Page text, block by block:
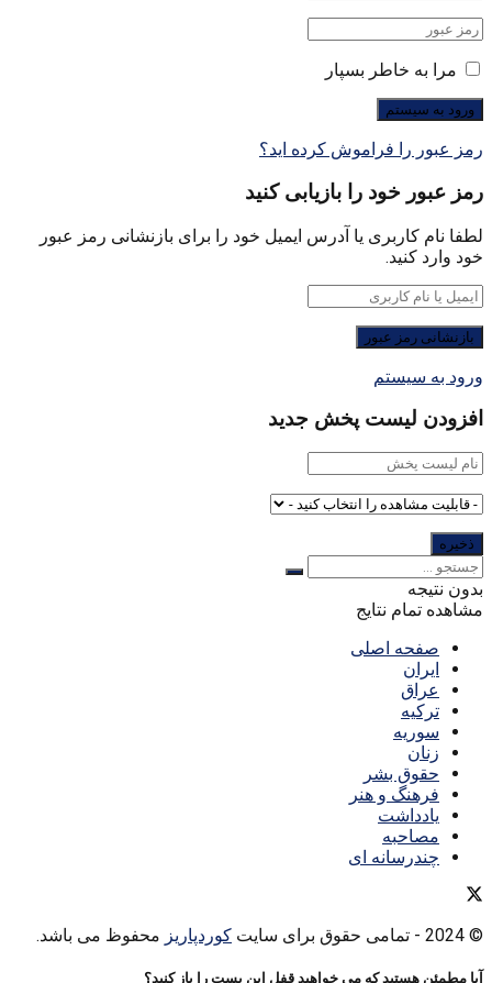
مرا به خاطر بسپار
رمز عبور را فراموش کرده اید؟
رمز عبور خود را بازیابی کنید
لطفا نام کاربری یا آدرس ایمیل خود را برای بازنشانی رمز عبور
خود وارد کنید.
ورود به سیستم
افزودن لیست پخش جدید
بدون نتیجه
مشاهده تمام نتایج
صفحه اصلی
ایران
عراق
ترکیه
سوریه
زنان
حقوق بشر
فرهنگ و هنر
یادداشت
مصاحبه
چندرسانه ای
© 2024 - تمامی حقوق برای سایت کوردپاریز محفوظ می باشد.
آیا مطمئن هستید که می خواهید قفل این پست را باز کنید؟